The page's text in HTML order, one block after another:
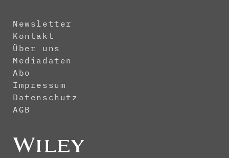
Newsletter
Kontakt
Über uns
Mediadaten
Abo
Impressum
Datenschutz
AGB